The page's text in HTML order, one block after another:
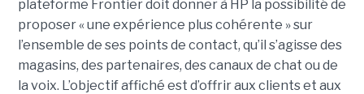
plateforme Frontier doit donner à HP la possibilité de
proposer « une expérience plus cohérente » sur
l’ensemble de ses points de contact, qu’il s’agisse des
magasins, des partenaires, des canaux de chat ou de
la voix. L’objectif affiché est d’offrir aux clients et aux